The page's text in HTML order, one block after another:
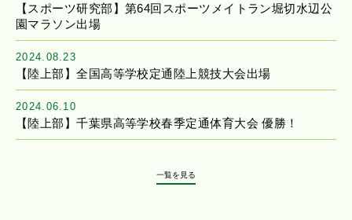
【スポーツ研究部】第64回スポーツメイトラン堀切水辺公
園マラソン出場
2024.08.23
【陸上部】全国高等学校定通陸上競技大会出場
2024.06.10
【陸上部】千葉県高等学校春季定通体育大会 優勝！
一覧を見る